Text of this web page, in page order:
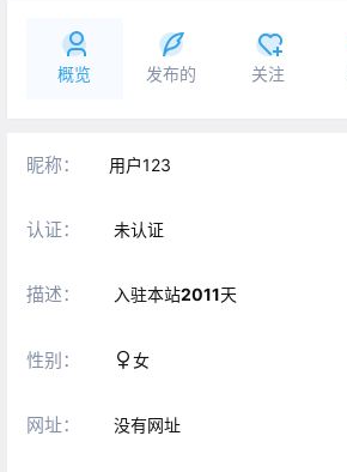
概览 发布的 关注
昵称： 用户123
认证： 未认证
描述： 入驻本站2011天
性别： 女
网址： 没有网址